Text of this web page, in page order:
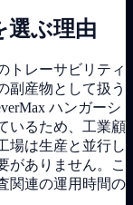
選ぶ理由
トレーサビリティ
副産物として扱う
ハンガーシ
いるため、工業顧
場は生産と並行し
がありません。こ
関連の運用時間の